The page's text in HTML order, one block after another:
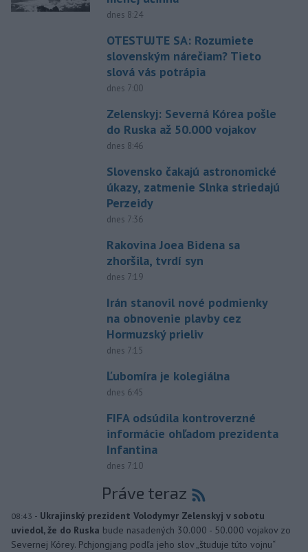
dnes 8:24
OTESTUJTE SA: Rozumiete
slovenským nárečiam? Tieto
slová vás potrápia
dnes 7:00
Zelenskyj: Severná Kórea pošle
do Ruska až 50.000 vojakov
dnes 8:46
Slovensko čakajú astronomické
úkazy, zatmenie Slnka striedajú
Perzeidy
dnes 7:36
Rakovina Joea Bidena sa
zhoršila, tvrdí syn
dnes 7:19
Irán stanovil nové podmienky
na obnovenie plavby cez
Hormuzský prieliv
dnes 7:15
Ľubomíra je kolegiálna
dnes 6:45
FIFA odsúdila kontroverzné
informácie ohľadom prezidenta
Infantina
dnes 7:10
Práve teraz
08:43 - Ukrajinský prezident Volodymyr Zelenskyj v sobotu
uviedol, že do Ruska bude nasadených 30.000 - 50.000 vojakov zo
Severnej Kórey. Pchjongjang podľa jeho slov „študuje túto vojnu“